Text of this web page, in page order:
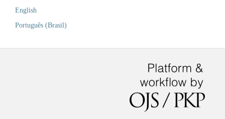
English
Português (Brasil)